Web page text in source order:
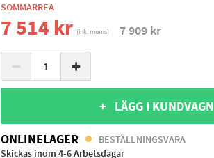
SOMMARREA
7 514 kr (ink. moms) 7 909 kr
− +
+ LÄGG I KUNDVAGN
ONLINELAGER
BESTÄLLNINGSVARA
Skickas inom 4-6 Arbetsdagar